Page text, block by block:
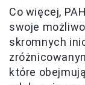
Co więcej,
swoje
skromnych
które